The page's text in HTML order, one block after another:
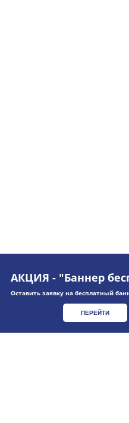
АКЦИЯ - "Баннер
Оставить заявку на бесплатный
ПЕРЕЙТИ